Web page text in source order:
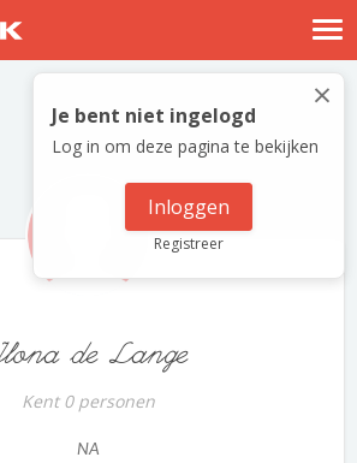
Nostalgische verhalen
Log in
Meld je gratis aan
×
Je bent niet ingelogd
Log in om deze pagina te bekijken
Inloggen
Registreer
de Lange
Kent 0 personen
NA